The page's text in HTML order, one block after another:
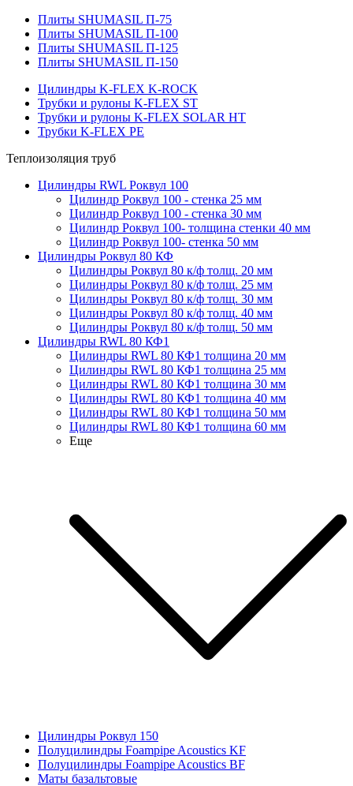
Плиты SHUMASIL П-75
Плиты SHUMASIL П-100
Плиты SHUMASIL П-125
Плиты SHUMASIL П-150
Цилиндры K-FLEX K-ROCK
Трубки и рулоны K-FLEX ST
Трубки и рулоны K-FLEX SOLAR HT
Трубки K-FLEX PE
Теплоизоляция труб
Цилиндры RWL Роквул 100
Цилиндр Роквул 100 - стенка 25 мм
Цилиндр Роквул 100 - стенка 30 мм
Цилиндр Роквул 100- толщина стенки 40 мм
Цилиндр Роквул 100- стенка 50 мм
Цилиндры Роквул 80 КФ
Цилиндры Роквул 80 к/ф толщ. 20 мм
Цилиндры Роквул 80 к/ф толщ. 25 мм
Цилиндры Роквул 80 к/ф толщ. 30 мм
Цилиндры Роквул 80 к/ф толщ. 40 мм
Цилиндры Роквул 80 к/ф толщ. 50 мм
Цилиндры RWL 80 КФ1
Цилиндры RWL 80 КФ1 толщина 20 мм
Цилиндры RWL 80 КФ1 толщина 25 мм
Цилиндры RWL 80 КФ1 толщина 30 мм
Цилиндры RWL 80 КФ1 толщина 40 мм
Цилиндры RWL 80 КФ1 толщина 50 мм
Цилиндры RWL 80 КФ1 толщина 60 мм
Еще
Цилиндры Роквул 150
Полуцилиндры Foampipe Acoustics KF
Полуцилиндры Foampipe Acoustics BF
Маты базальтовые